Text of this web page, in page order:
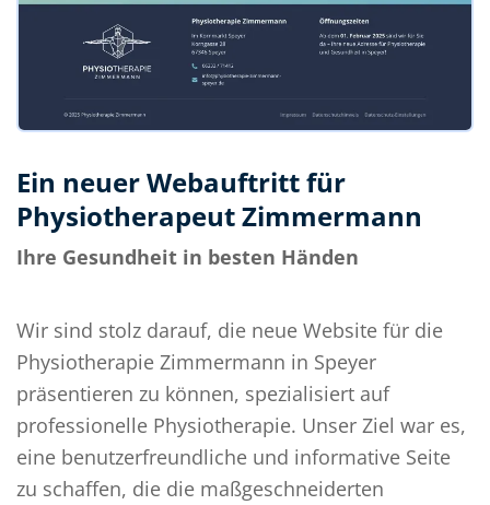
Ein neuer Webauftritt für
Physiotherapeut Zimmermann
Ihre Gesundheit in besten Händen
Wir sind stolz darauf, die neue Website für die
Physiotherapie Zimmermann in Speyer
präsentieren zu können, spezialisiert auf
professionelle Physiotherapie. Unser Ziel war es,
eine benutzerfreundliche und informative Seite
zu schaffen, die die maßgeschneiderten